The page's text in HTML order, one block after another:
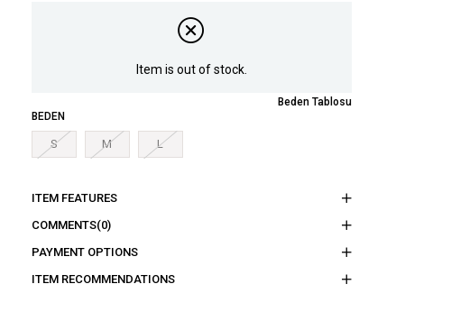
Item is out of stock.
BEDEN
S M L
Beden Tablosu
ITEM FEATURES
COMMENTS(0)
PAYMENT OPTIONS
ITEM RECOMMENDATIONS